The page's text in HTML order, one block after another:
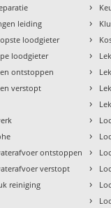
leiding
loodgieter
loodgieter
ontstoppen
verstopt
ontstoppen
verstopt
reiniging
›
›
›
›
›
›
›
›
›
›
›
›
›